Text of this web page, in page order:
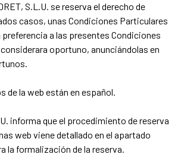
S.L.U. se reserva el derecho de
casos, unas Condiciones Particulares
a las presentes Condiciones
oportuno, anunciándolas en
de la web están en español.
informa que el procedimiento de reserva
web viene detallado en el apartado
la formalización de la reserva.